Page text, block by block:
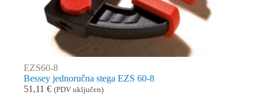
EZS60-8
Bessey jednoručna stega EZS 60-8
51,11 € (PDV uključen)